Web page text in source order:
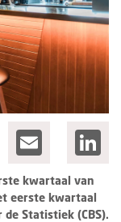
Email
kwartaal van
eerste kwartaal
Statistiek (CBS).